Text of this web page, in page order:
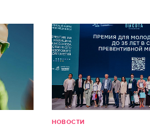
НОВОСТИ